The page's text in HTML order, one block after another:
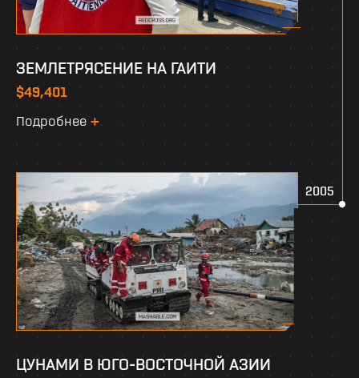
ЗЕМЛЕТРЯСЕНИЕ НА ГАИТИ
$49,401
Подробнее
2005
ЦУНАМИ В ЮГО-ВОСТОЧНОЙ АЗИИ